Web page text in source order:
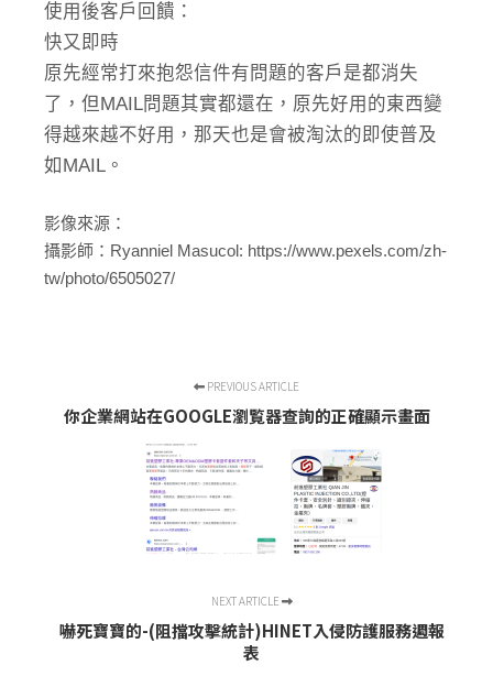
使用後客戶回饋：
快又即時
原先經常打來抱怨信件有問題的客戶是都消失
了，但MAIL問題其實都還在，原先好用的東西變
得越來越不好用，那天也是會被淘汰的即使普及
如MAIL。
影像來源：
攝影師：Ryanniel Masucol: https://www.pexels.com/zh-
tw/photo/6505027/
PREVIOUS ARTICLE
你企業網站在GOOGLE瀏覧器查詢的正確顯示畫面
NEXT ARTICLE
嚇死寶寶的-(阻擋攻擊統計)HINET入侵防護服務週報
表